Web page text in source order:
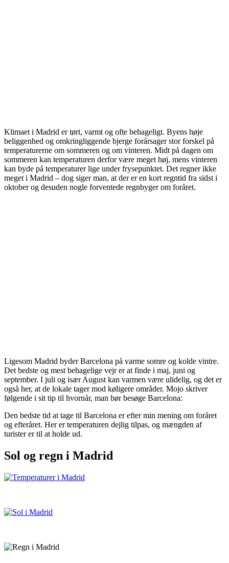
Klimaet i Madrid er tørt, varmt og ofte behageligt. Byens høje
beliggenhed og omkringliggende bjerge forårsager stor forskel på
temperaturerne om sommeren og om vinteren. Midt på dagen om
sommeren kan temperaturen derfor være meget høj, mens vinteren
kan byde på temperaturer lige under frysepunktet. Det regner ikke
meget i Madrid – dog siger man, at der er en kort regntid fra sidst i
oktober og desuden nogle forventede regnbyger om foråret.
Ligesom Madrid byder Barcelona på varme somre og kolde vintre.
Det bedste og mest behagelige vejr er at finde i maj, juni og
september. I juli og især August kan varmen være ulidelig, og det er
også her, at de lokale tager mod køligere områder. Mojo skriver
følgende i sit tip til hvornår, man bør besøge Barcelona:
Den bedste tid at tage til Barcelona er efter min mening om foråret
og efteråret. Her er temperaturen dejlig tilpas, og mængden af
turister er til at holde ud.
Sol og regn i Madrid